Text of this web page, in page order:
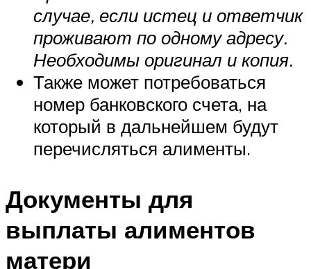
случае, если истец и ответчик
проживают по одному адресу.
Необходимы оригинал и копия.
Также может потребоваться
номер банковского счета, на
который в дальнейшем будут
перечисляться алименты.
Документы для
выплаты алиментов
матери